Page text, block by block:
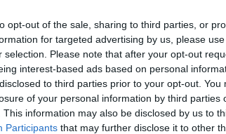
opt-out of the sale, sharing to third parties, or
for targeted advertising by us, please
selection. Please note that after your opt-out
interest-based ads based on personal
to third parties prior to your opt-out.
of your personal information by third parties
This information may also be disclosed by us to
Participants that may further disclose it to other
Jolie: gli ultimi giorni di vita di Maria Callas.
1947, con Humphrey Bogart.
Vincenzo Bellini
Giacomo Puccini